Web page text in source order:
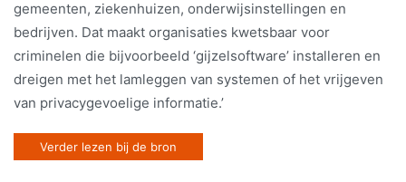
gemeenten, ziekenhuizen, onderwijsinstellingen en
bedrijven. Dat maakt organisaties kwetsbaar voor
criminelen die bijvoorbeeld ‘gijzelsoftware’ installeren en
dreigen met het lamleggen van systemen of het vrijgeven
van privacygevoelige informatie.’
Verder lezen bij de bron